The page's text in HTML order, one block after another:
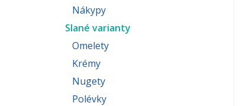
Nákypy
Slané varianty
Omelety
Krémy
Nugety
Polévky